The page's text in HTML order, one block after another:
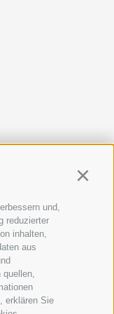
und,
reduzierter
inhalten,
aus
erklären Sie